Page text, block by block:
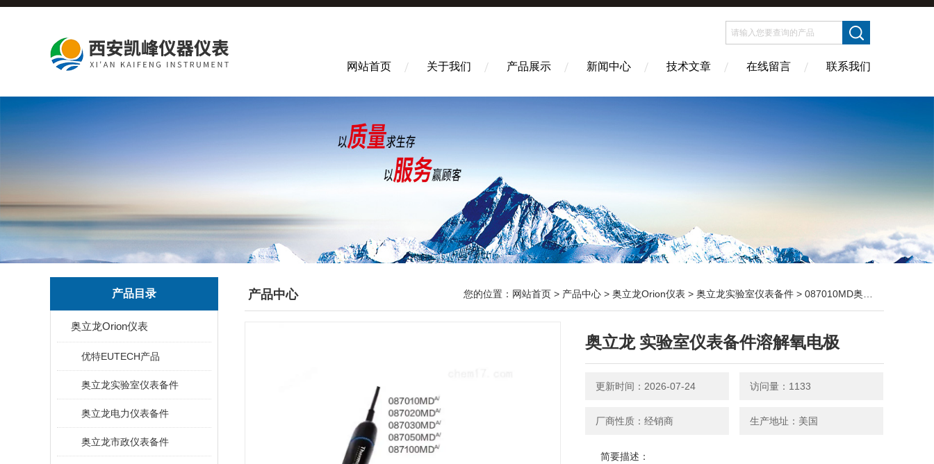
网站首页 关于我们 产品展示 新闻中心 技术文章 在线留言 联系我们
产品目录
奥立龙Orion仪表
优特EUTECH产品
奥立龙实验室仪表备件
奥立龙电力仪表备件
奥立龙市政仪表备件
产品中心 您的位置： 网站首页 > 产品中心 > 奥立龙Orion仪表 > 奥立龙实验室仪表备件 > 087010MD奥立龙 实验室仪表备件溶解氧电极
奥立龙 实验室仪表备件溶解氧电极
更新时间：2026-07-24 访问量：1133
厂商性质：经销商 生产地址：美国
简要描述：